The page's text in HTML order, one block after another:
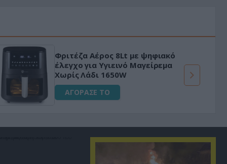
Φριτέζα Αέρος 8Lt με ψηφιακό
έλεγχο για Υγιεινό Μαγείρεμα
Χωρίς Λάδι 1650W
ΑΓΟΡΑΣΕ ΤΟ